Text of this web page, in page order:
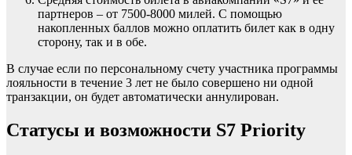
партнеров – от 7500-8000 милей. С помощью
накопленных баллов можно оплатить билет как в одну
сторону, так и в обе.
В случае если по персональному счету участника программы
лояльности в течение 3 лет не было совершено ни одной
транзакции, он будет автоматически аннулирован.
Статусы и возможности S7 Priority